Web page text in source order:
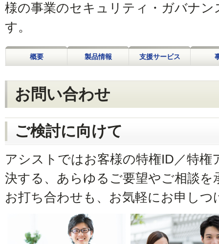
様の事業のセキュリティ・ガバナ
す。
概要 製品情報 支援サービス
お問い合わせ
ご検討に向けて
アシストではお客様の特権ID／特
決する、あらゆるご要望やご相談を
お打ち合わせも、お気軽にお申しつ